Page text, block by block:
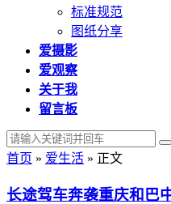
标准规范
图纸分享
爱摄影
爱观察
关于我
留言板
首页 » 爱生活 » 正文
长途驾车奔袭重庆和巴